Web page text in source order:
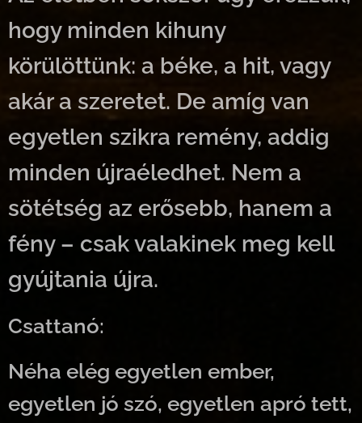
hogy minden kihuny
körülöttünk: a béke, a hit, vagy
akár a szeretet. De amíg van
egyetlen szikra remény, addig
minden újraéledhet. Nem a
sötétség az erősebb, hanem a
fény – csak valakinek meg kell
gyújtania újra.
Csattanó:
Néha elég egyetlen ember,
egyetlen jó szó, egyetlen apró tett,